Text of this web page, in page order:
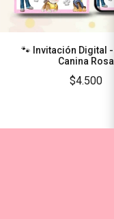
🐾 Invitación Digital
Canina Rosa
$4.500